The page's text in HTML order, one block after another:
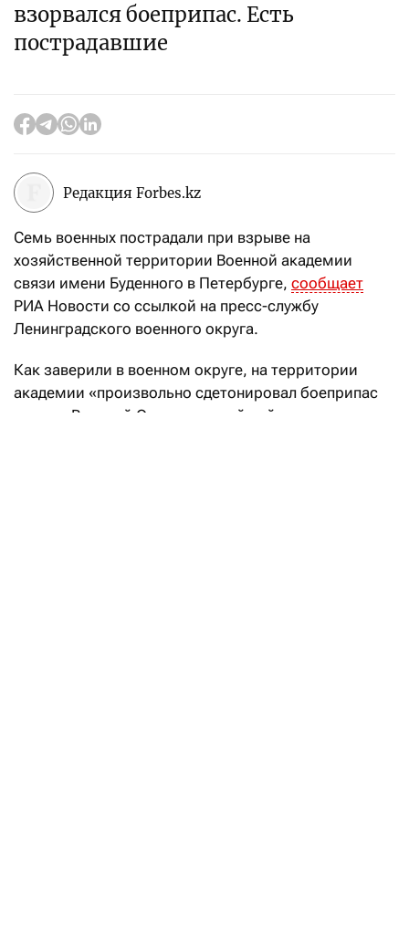
взорвался боеприпас. Есть
пострадавшие
Редакция Forbes.kz
Семь военных пострадали при взрыве на
хозяйственной территории Военной академии
связи имени Буденного в Петербурге, сообщает
РИА Новости со ссылкой на пресс-службу
Ленинградского военного округа.
Как заверили в военном округе, на территории
академии «произвольно сдетонировал боеприпас
времен Великой Отечественной войны».